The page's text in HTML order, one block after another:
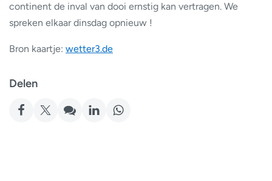
continent de inval van dooi ernstig kan vertragen. We
spreken elkaar dinsdag opnieuw !
Bron kaartje: wetter3.de
Delen